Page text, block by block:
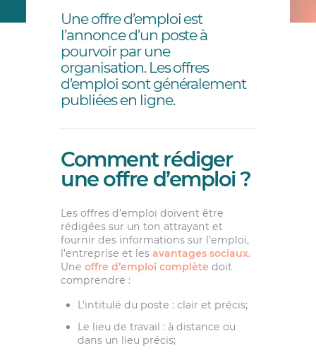
Une offre d’emploi est
l’annonce d’un poste à
pourvoir par une
organisation. Les offres
d’emploi sont généralement
publiées en ligne.
Comment rédiger
une offre d’emploi ?
Les offres d’emploi doivent être
rédigées sur un ton attrayant et
fournir des informations sur l’emploi,
l’entreprise et les avantages sociaux.
Une offre d’emploi complète doit
comprendre :
L’intitulé du poste : clair et précis;
Le lieu de travail : à distance ou
dans un lieu précis;